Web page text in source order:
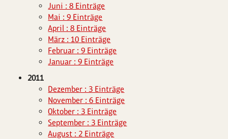
Juni : 8 Einträge
Mai : 9 Einträge
April : 8 Einträge
März : 10 Einträge
Februar : 9 Einträge
Januar : 9 Einträge
2011
Dezember : 3 Einträge
November : 6 Einträge
Oktober : 3 Einträge
September : 3 Einträge
August : 2 Einträge